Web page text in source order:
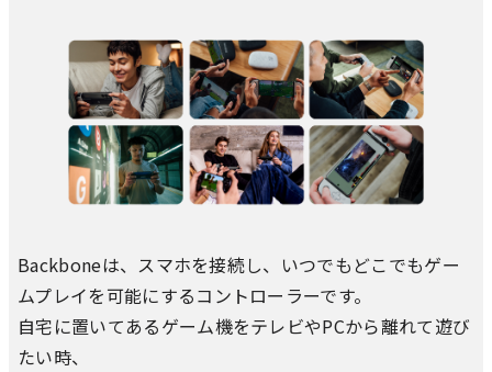
Backboneは、スマホを接続し、いつでもどこでもゲー
ムプレイを可能にするコントローラーです。
自宅に置いてあるゲーム機をテレビやPCから離れて遊び
たい時、